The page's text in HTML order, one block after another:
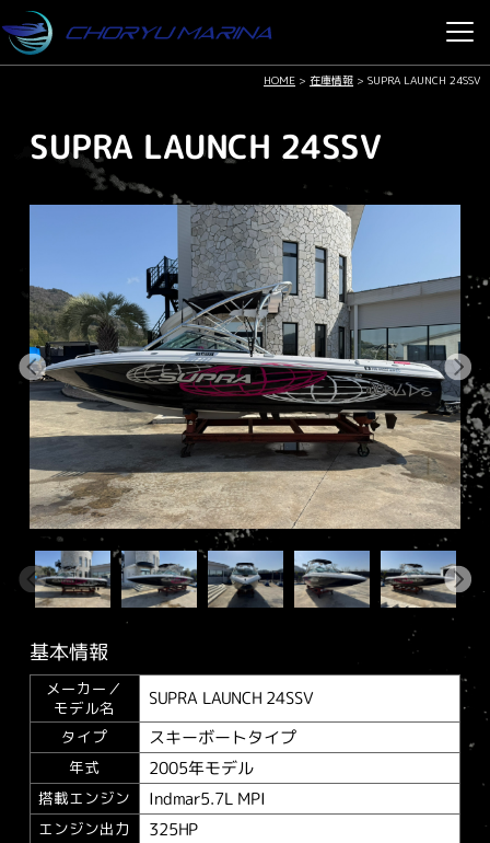
HOME > 在庫情報 >SUPRA LAUNCH 24SSV
SUPRA LAUNCH 24SSV
基本情報
メーカー／
モデル名
SUPRA LAUNCH 24SSV
タイプ スキーボートタイプ
年式 2005年モデル
搭載エンジン Indmar5.7L MPI
エンジン出力 325HP